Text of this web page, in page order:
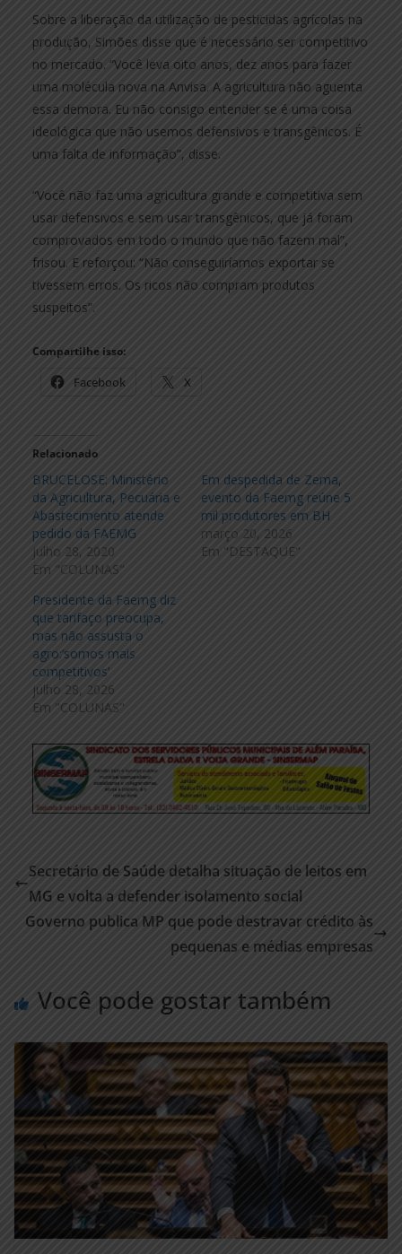
Sobre a liberação da utilização de pesticidas agrícolas na
produção, Simões disse que é necessário ser competitivo
no mercado. “Você leva oito anos, dez anos para fazer
uma molécula nova na Anvisa. A agricultura não aguenta
essa demora. Eu não consigo entender se é uma coisa
ideológica que não usemos defensivos e transgênicos. É
uma falta de informação”, disse.
“Você não faz uma agricultura grande e competitiva sem
usar defensivos e sem usar transgênicos, que já foram
comprovados em todo o mundo que não fazem mal”,
frisou. E reforçou: “Não conseguiríamos exportar se
tivessem erros. Os ricos não compram produtos
suspeitos”.
Compartilhe isso:
Facebook X
Relacionado
BRUCELOSE: Ministério
da Agricultura, Pecuária e
Abastecimento atende
pedido da FAEMG
julho 28, 2020
Em "COLUNAS"
Em despedida de Zema,
evento da Faemg reúne 5
mil produtores em BH
março 20, 2026
Em "DESTAQUE"
Presidente da Faemg diz
que tarifaço preocupa,
mas não assusta o
agro:‘somos mais
competitivos’
julho 28, 2026
Em "COLUNAS"
Secretário de Saúde detalha situação de leitos em
MG e volta a defender isolamento social
Governo publica MP que pode destravar crédito às
pequenas e médias empresas
Você pode gostar também